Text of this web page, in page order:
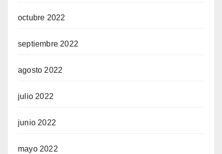
octubre 2022
septiembre 2022
agosto 2022
julio 2022
junio 2022
mayo 2022